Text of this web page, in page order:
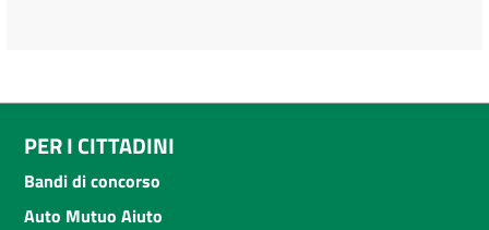
PER I CITTADINI
Bandi di concorso
Auto Mutuo Aiuto